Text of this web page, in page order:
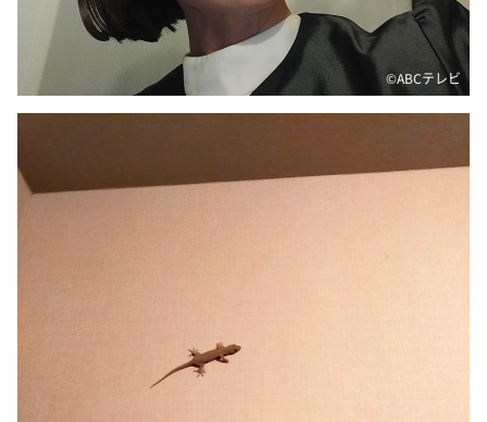
アナ回覧板
©ABCテレビ